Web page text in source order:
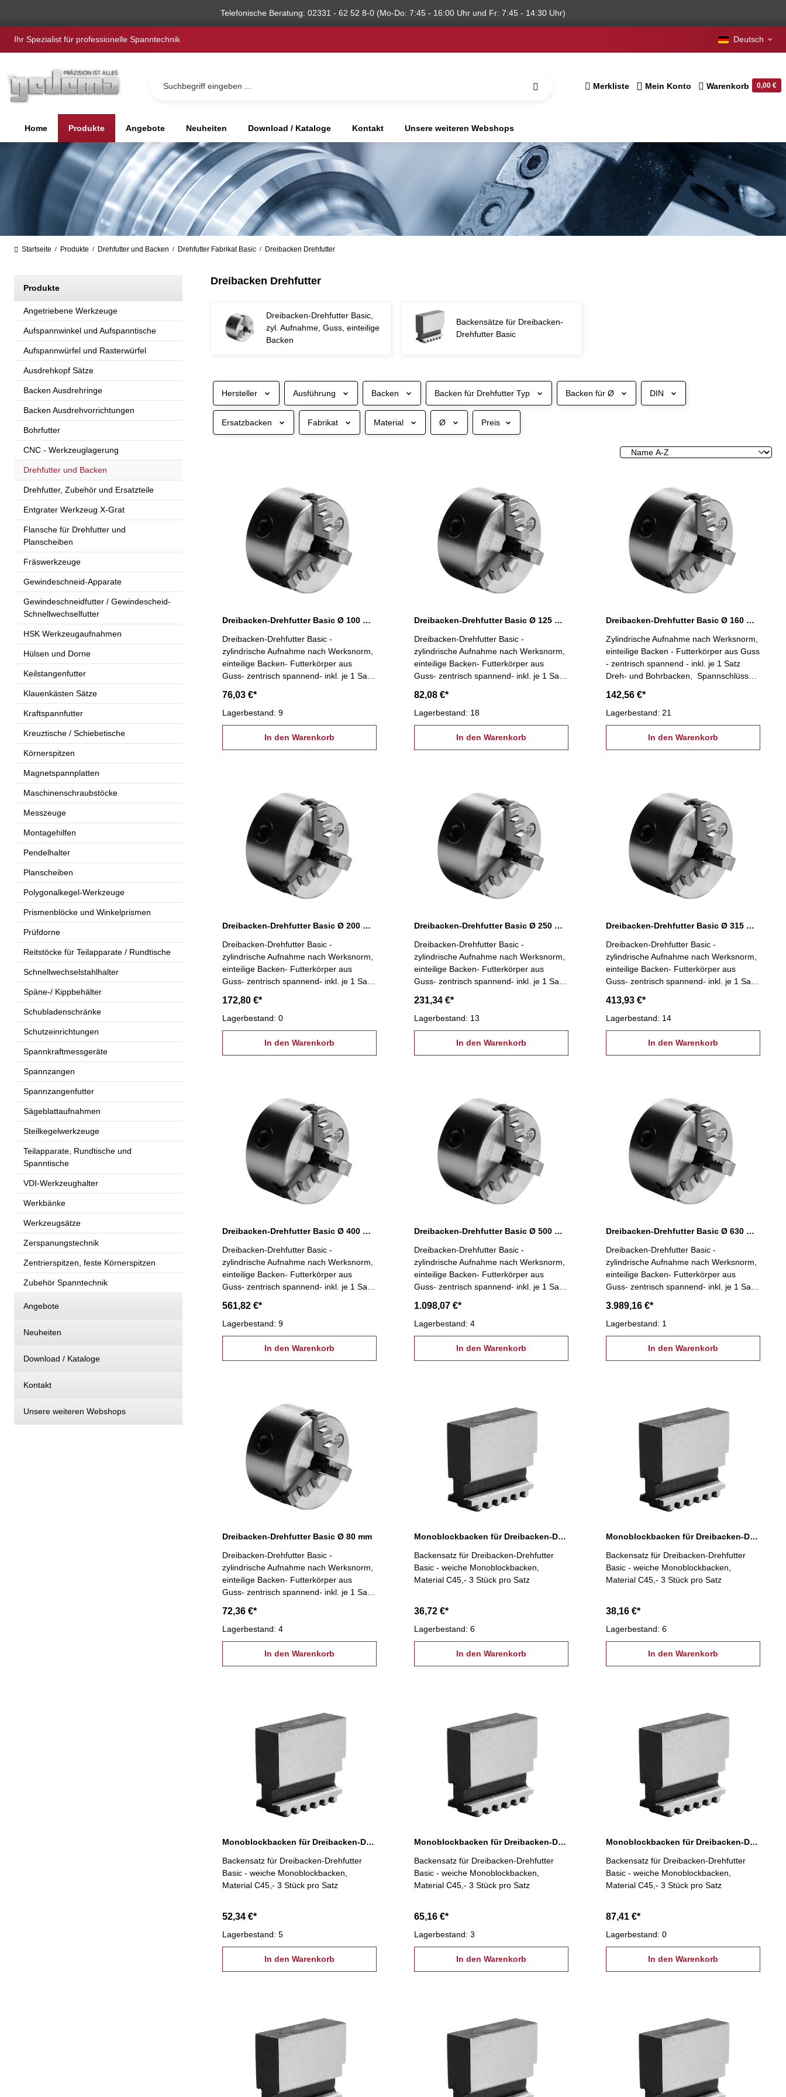
Telefonische Beratung: 02331 - 62 52 8-0 (Mo-Do: 7:45 - 16:00 Uhr und Fr: 7:45 - 14:30 Uhr)
Ihr Spezialist für professionelle Spanntechnik Deutsch
Merkliste Mein Konto Warenkorb 0,00 €
Home Produkte Angebote Neuheiten Download / Kataloge Kontakt Unsere weiteren Webshops
Startseite / Produkte / Drehfutter und Backen / Drehfutter Fabrikat Basic / Dreibacken Drehfutter
Produkte
Angetriebene Werkzeuge
Aufspannwinkel und Aufspanntische
Aufspannwürfel und Rasterwürfel
Ausdrehkopf Sätze
Backen Ausdrehringe
Backen Ausdrehvorrichtungen
Bohrfutter
CNC - Werkzeuglagerung
Drehfutter und Backen
Drehfutter, Zubehör und Ersatzteile
Entgrater Werkzeug X-Grat
Flansche für Drehfutter und
Planscheiben
Fräswerkzeuge
Gewindeschneid-Apparate
Gewindeschneidfutter / Gewindescheid-
Schnellwechselfutter
HSK Werkzeugaufnahmen
Hülsen und Dorne
Keilstangenfutter
Klauenkästen Sätze
Kraftspannfutter
Kreuztische / Schiebetische
Körnerspitzen
Magnetspannplatten
Maschinenschraubstöcke
Messzeuge
Montagehilfen
Pendelhalter
Planscheiben
Polygonalkegel-Werkzeuge
Prismenblöcke und Winkelprismen
Prüfdorne
Reitstöcke für Teilapparate / Rundtische
Schnellwechselstahlhalter
Späne-/ Kippbehälter
Schubladenschränke
Schutzeinrichtungen
Spannkraftmessgeräte
Spannzangen
Spannzangenfutter
Sägeblattaufnahmen
Steilkegelwerkzeuge
Teilapparate, Rundtische und
Spanntische
VDI-Werkzeughalter
Werkbänke
Werkzeugsätze
Zerspanungstechnik
Zentrierspitzen, feste Körnerspitzen
Zubehör Spanntechnik
Angebote
Neuheiten
Download / Kataloge
Kontakt
Unsere weiteren Webshops
Dreibacken Drehfutter
Dreibacken-Drehfutter Basic,
zyl. Aufnahme, Guss, einteilige
Backen
Backensätze für Dreibacken-
Drehfutter Basic
Hersteller Ausführung Backen Backen für Drehfutter Typ Backen für Ø DIN
Ersatzbacken Fabrikat Material Ø Preis
Dreibacken-Drehfutter Basic Ø 100 mm
Dreibacken-Drehfutter Basic -
zylindrische Aufnahme nach Werksnorm,
einteilige Backen- Futterkörper aus
Guss- zentrisch spannend- inkl. je 1 Satz
Befestigungsschrauben
76,03 €*
Lagerbestand: 9
In den Warenkorb
Dreibacken-Drehfutter Basic Ø 125 mm
Dreibacken-Drehfutter Basic -
zylindrische Aufnahme nach Werksnorm,
einteilige Backen- Futterkörper aus
Guss- zentrisch spannend- inkl. je 1 Satz
Befestigungsschrauben
82,08 €*
Lagerbestand: 18
In den Warenkorb
Dreibacken-Drehfutter Basic Ø 160 mm
Zylindrische Aufnahme nach Werksnorm,
einteilige Backen - Futterkörper aus Guss
- zentrisch spannend - inkl. je 1 Satz
Dreh- und Bohrbacken, Spannschlüssel,
142,56 €*
Lagerbestand: 21
In den Warenkorb
Dreibacken-Drehfutter Basic Ø 200 mm
Dreibacken-Drehfutter Basic -
zylindrische Aufnahme nach Werksnorm,
einteilige Backen- Futterkörper aus
Guss- zentrisch spannend- inkl. je 1 Satz
Befestigungsschrauben
172,80 €*
Lagerbestand: 0
In den Warenkorb
Dreibacken-Drehfutter Basic Ø 250 mm
Dreibacken-Drehfutter Basic -
zylindrische Aufnahme nach Werksnorm,
einteilige Backen- Futterkörper aus
Guss- zentrisch spannend- inkl. je 1 Satz
Befestigungsschrauben
231,34 €*
Lagerbestand: 13
In den Warenkorb
Dreibacken-Drehfutter Basic Ø 315 mm
Dreibacken-Drehfutter Basic -
zylindrische Aufnahme nach Werksnorm,
einteilige Backen- Futterkörper aus
Guss- zentrisch spannend- inkl. je 1 Satz
Befestigungsschrauben
413,93 €*
Lagerbestand: 14
In den Warenkorb
Dreibacken-Drehfutter Basic Ø 400 mm
Dreibacken-Drehfutter Basic -
zylindrische Aufnahme nach Werksnorm,
einteilige Backen- Futterkörper aus
Guss- zentrisch spannend- inkl. je 1 Satz
Befestigungsschrauben
561,82 €*
Lagerbestand: 9
In den Warenkorb
Dreibacken-Drehfutter Basic Ø 500 mm
Dreibacken-Drehfutter Basic -
zylindrische Aufnahme nach Werksnorm,
einteilige Backen- Futterkörper aus
Guss- zentrisch spannend- inkl. je 1 Satz
Befestigungsschrauben
1.098,07 €*
Lagerbestand: 4
In den Warenkorb
Dreibacken-Drehfutter Basic Ø 630 mm
Dreibacken-Drehfutter Basic -
zylindrische Aufnahme nach Werksnorm,
einteilige Backen- Futterkörper aus
Guss- zentrisch spannend- inkl. je 1 Satz
Befestigungsschrauben
3.989,16 €*
Lagerbestand: 1
In den Warenkorb
Dreibacken-Drehfutter Basic Ø 80 mm
Dreibacken-Drehfutter Basic -
zylindrische Aufnahme nach Werksnorm,
einteilige Backen- Futterkörper aus
Guss- zentrisch spannend- inkl. je 1 Satz
Befestigungsschrauben
72,36 €*
Lagerbestand: 4
In den Warenkorb
Monoblockbacken für Dreibacken-Drehfutter Ø 100 mm
Backensatz für Dreibacken-Drehfutter
Basic - weiche Monoblockbacken,
Material C45,- 3 Stück pro Satz
36,72 €*
Lagerbestand: 6
In den Warenkorb
Monoblockbacken für Dreibacken-Drehfutter Ø 125 mm
Backensatz für Dreibacken-Drehfutter
Basic - weiche Monoblockbacken,
Material C45,- 3 Stück pro Satz
38,16 €*
Lagerbestand: 6
In den Warenkorb
Monoblockbacken für Dreibacken-Drehfutter Ø 160 mm
Backensatz für Dreibacken-Drehfutter
Basic - weiche Monoblockbacken,
Material C45,- 3 Stück pro Satz
52,34 €*
Lagerbestand: 5
In den Warenkorb
Monoblockbacken für Dreibacken-Drehfutter Ø 200 mm
Backensatz für Dreibacken-Drehfutter
Basic - weiche Monoblockbacken,
Material C45,- 3 Stück pro Satz
65,16 €*
Lagerbestand: 3
In den Warenkorb
Monoblockbacken für Dreibacken-Drehfutter Ø 250 mm
Backensatz für Dreibacken-Drehfutter
Basic - weiche Monoblockbacken,
Material C45,- 3 Stück pro Satz
87,41 €*
Lagerbestand: 0
In den Warenkorb